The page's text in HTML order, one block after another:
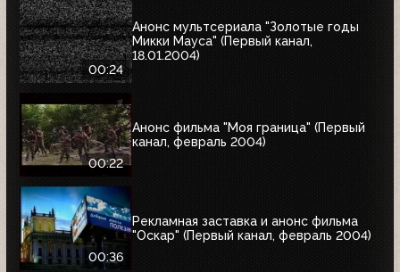
00:24
Анонс мультсериала "Золотые годы
Микки Мауса" (Первый канал,
18.01.2004)
00:22
Анонс фильма "Моя граница" (Первый
канал, февраль 2004)
00:36
Рекламная заставка и анонс фильма
"Оскар" (Первый канал, февраль 2004)